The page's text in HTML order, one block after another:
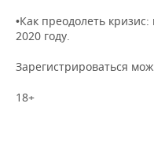
ВОДНЫЕ ВИДЫ
ОБРАЗОВАНИЕ
•Как преодолеть
2020 году.
Зарегистрироваться
18+